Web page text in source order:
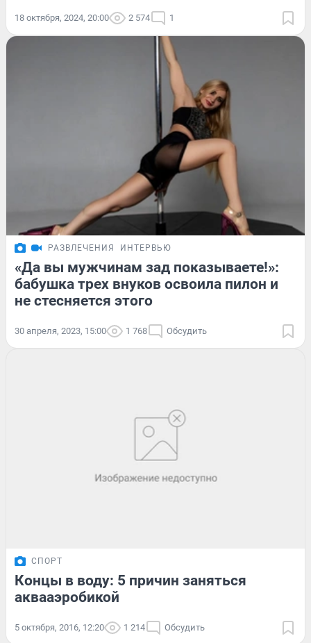
18 октября, 2024, 20:00 2 574 1
РАЗВЛЕЧЕНИЯ ИНТЕРВЬЮ
«Да вы мужчинам зад показываете!»:
бабушка трех внуков освоила пилон и
не стесняется этого
30 апреля, 2023, 15:00 1 768 Обсудить
СПОРТ
Концы в воду: 5 причин заняться
аквааэробикой
5 октября, 2016, 12:20 1 214 Обсудить